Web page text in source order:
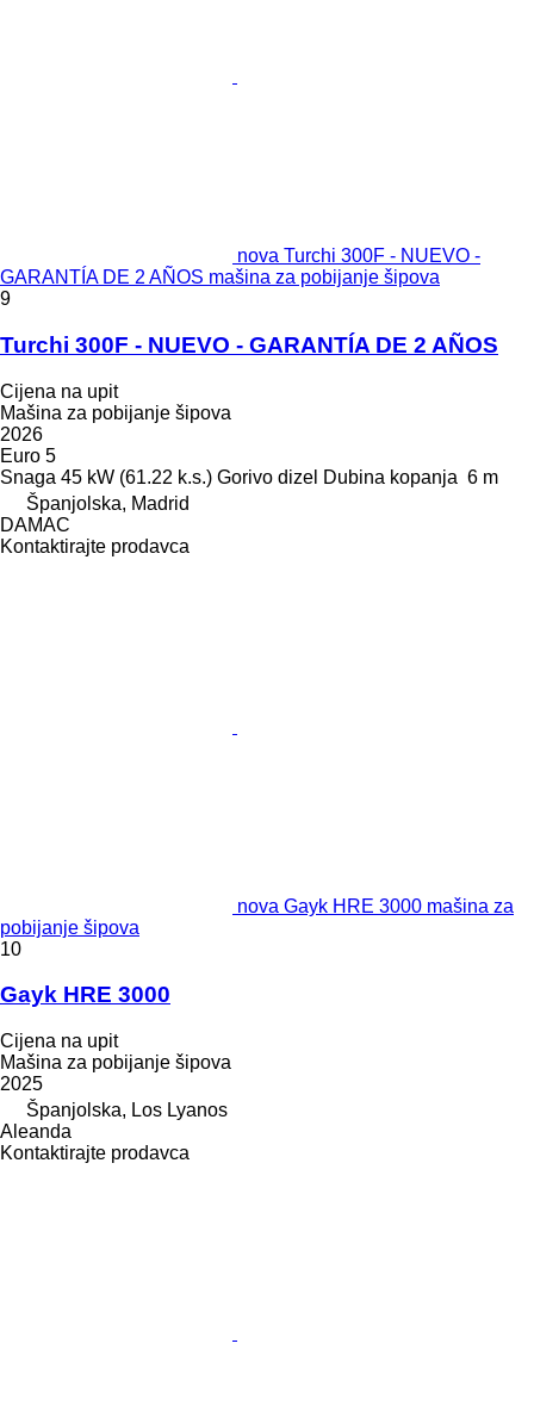
nova Turchi 300F - NUEVO -
GARANTÍA DE 2 AÑOS mašina za pobijanje šipova
9
Turchi 300F - NUEVO - GARANTÍA DE 2 AÑOS
Cijena na upit
Mašina za pobijanje šipova
2026
Euro 5
Snaga 45 kW (61.22 k.s.) Gorivo dizel Dubina kopanja 6 m
Španjolska, Madrid
DAMAC
Kontaktirajte prodavca
nova Gayk HRE 3000 mašina za
pobijanje šipova
10
Gayk HRE 3000
Cijena na upit
Mašina za pobijanje šipova
2025
Španjolska, Los Lyanos
Aleanda
Kontaktirajte prodavca